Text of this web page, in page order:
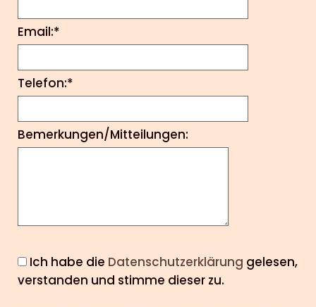
Email:*
Telefon:*
Bemerkungen/Mitteilungen:
Ich habe die Datenschutzerklärung gelesen,
verstanden und stimme dieser zu.